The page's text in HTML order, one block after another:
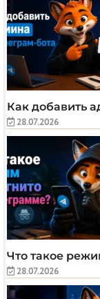
Как добавить
28.07.2026
Что такое
28.07.2026